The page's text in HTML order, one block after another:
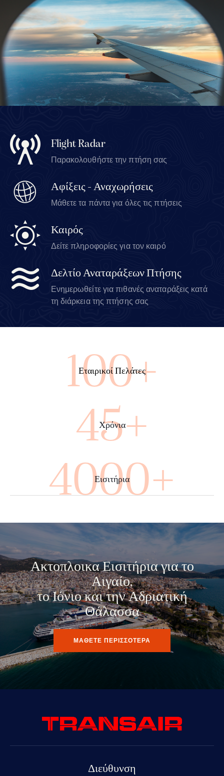
Flight Radar
Παρακολουθήστε την πτήση σας
Αφίξεις - Αναχωρήσεις
Μάθετε τα πάντα για όλες τις πτήσεις
Καιρός
Δείτε πληροφορίες για τον καιρό
Δελτίο Αναταράξεων Πτήσης
Ενημερωθείτε για πιθανές αναταράξεις κατά
τη διάρκεια της πτήσης σας
100+
Εταιρικοί Πελάτες
45+
Χρόνια
4000+
Εισιτήρια
Ακτοπλοικα Εισιτήρια για το
Αιγαίο,
το Ιόνιο και την Αδριατική
Θάλασσα
ΜΑΘΕΤΕ ΠΕΡΙΣΣΟΤΕΡΑ
Διεύθυνση